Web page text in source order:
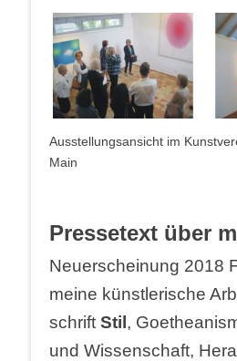
Aus­stel­lungs­an­sicht im
Main
Pres­se­text über
Neu­erschei­nung 2018
mei­ne künst­le­ri­sche
schrift Stil,
und Wis­sen­schaft,